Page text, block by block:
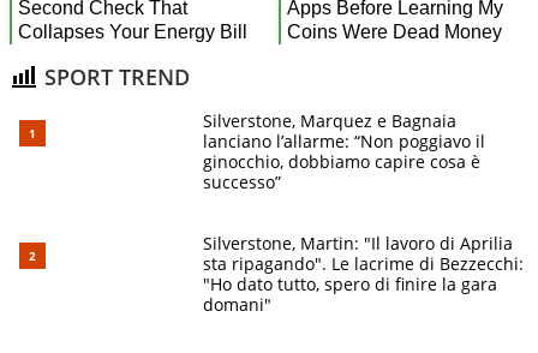
SPORT TREND
Silverstone, Marquez e Bagnaia
lanciano l’allarme: “Non poggiavo il
ginocchio, dobbiamo capire cosa è
successo”
Silverstone, Martin: "Il lavoro di Aprilia
sta ripagando". Le lacrime di Bezzecchi:
"Ho dato tutto, spero di finire la gara
domani"